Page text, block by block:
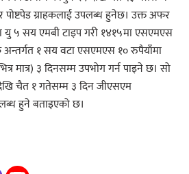
पोष्टपेड ग्राहकलाई उपलब्ध हुनेछ। उक्त अफर
यु ५ सय एमबी टाइप गरी १४१५मा एसएमएस
अन्तर्गत १ सय वटा एसएमएस १० रुपैयाँमा
मात्र) ३ दिनसम्म उपभोग गर्न पाइने छ। सो
चैत १ गतेसम्म ३ दिन जीएसएम
हुने बताइएको छ।